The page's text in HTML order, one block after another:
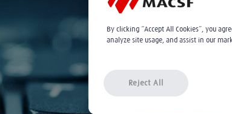
Le
À 14:00
By clicking “Accept All Cookies”, you
analyze site usage, and assist in our
Reject All